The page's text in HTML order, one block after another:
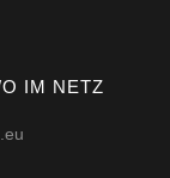
IM NETZ